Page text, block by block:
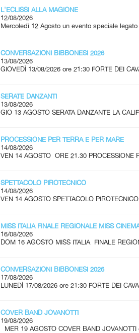
L'ECLISSI ALLA MAGIONE
12/08/2026
Mercoledì 12 Agosto un evento speciale legato
CONVERSAZIONI BIBBONESI 2026
13/08/2026
GIOVEDÌ 13/08/2026 ore 21:30 FORTE DEI
SERATE DANZANTI
13/08/2026
GIO 13 AGOSTO SERATA DANZANTE LA
PROCESSIONE PER TERRA E PER MARE
14/08/2026
VEN 14 AGOSTO ORE 21.30 PROCESSIONE
SPETTACOLO PIROTECNICO
14/08/2026
VEN 14 AGOSTO SPETTACOLO
MISS ITALIA FINALE REGIONALE MISS
16/08/2026
DOM 16 AGOSTO MISS ITALIA FINALE
CONVERSAZIONI BIBBONESI 2026
17/08/2026
LUNEDÌ 17/08/2026 ore 21:30 FORTE DEI
COVER BAND JOVANOTTI
19/08/2026
MER 19 AGOSTO COVER BAND